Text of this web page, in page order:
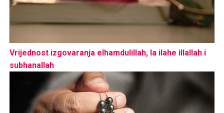
Vrijednost izgovaranja elhamdulillah, la ilahe illallah i
subhanallah